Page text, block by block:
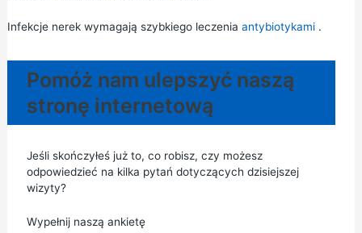
Infekcje nerek wymagają szybkiego leczenia antybiotykami.
Pomóż nam ulepszyć naszą
stronę internetową
Jeśli skończyłeś już to, co robisz, czy możesz
odpowiedzieć na kilka pytań dotyczących dzisiejszej
wizyty?
Wypełnij naszą ankietę